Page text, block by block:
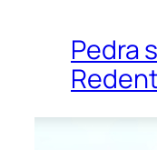
Pedra